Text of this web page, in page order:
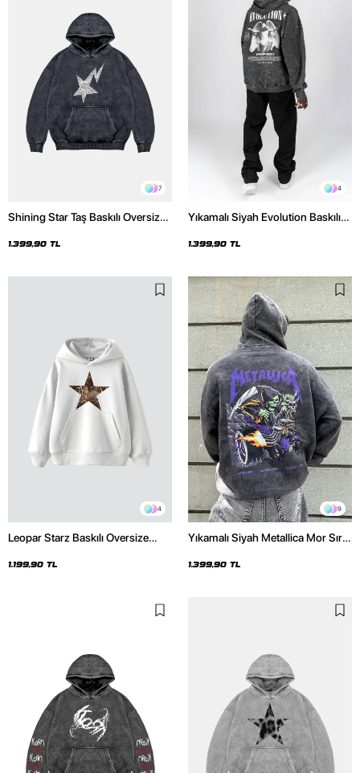
7
Shining Star Taş Baskılı Oversize
Hoodie
1.399,90 TL
4
Yıkamalı Siyah Evolution Baskılı
Hoodie
1.399,90 TL
4
Leopar Starz Baskılı Oversize
1.199,90 TL
9
Yıkamalı Siyah Metallica Mor Sırt
Hoodie
1.399,90 TL